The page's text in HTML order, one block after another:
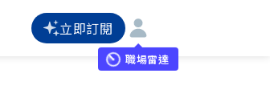
立即訂閱
職場雷達